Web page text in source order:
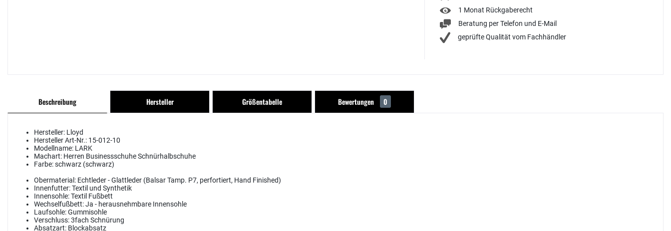
1 Monat Rückgaberecht
Beratung per Telefon und E-Mail
geprüfte Qualität vom Fachhändler
Beschreibung Hersteller Größentabelle Bewertungen 0
Hersteller: Lloyd
Hersteller Art-Nr.: 15-012-10
Modellname: LARK
Machart: Herren Businessschuhe Schnürhalbschuhe
Farbe:schwarz (schwarz)
Obermaterial: Echtleder - Glattleder (Balsar Tamp. P7, perfortiert, Hand Finished)
Innenfutter:Textil und Synthetik
Innensohle:Textil Fußbett
Wechselfußbett:Ja - herausnehmbare Innensohle
Laufsohle:Gummisohle
Verschluss:3fach Schnürung
Absatzart: Blockabsatz